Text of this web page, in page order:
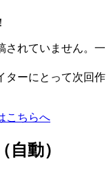
されていません。一
ターにとって次回作
こちらへ
動）